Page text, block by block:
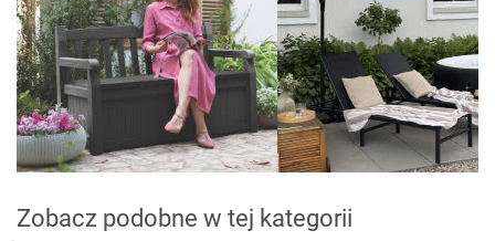
Zobacz podobne w tej kategorii